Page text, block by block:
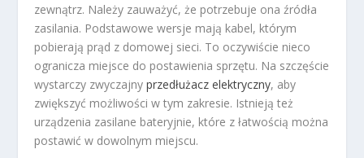
zewnątrz. Należy zauważyć, że potrzebuje ona źródła
zasilania. Podstawowe wersje mają kabel, którym
pobierają prąd z domowej sieci. To oczywiście nieco
ogranicza miejsce do postawienia sprzętu. Na szczęście
wystarczy zwyczajnyprzedłużacz elektryczny, aby
zwiększyć możliwości w tym zakresie. Istnieją też
urządzenia zasilane bateryjnie, które z łatwością można
postawić w dowolnym miejscu.